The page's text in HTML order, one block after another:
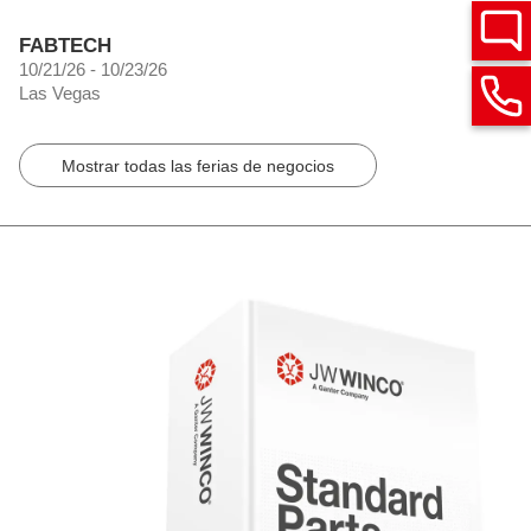
FABTECH
10/21/26 - 10/23/26
Las Vegas
Mostrar todas las ferias de negocios